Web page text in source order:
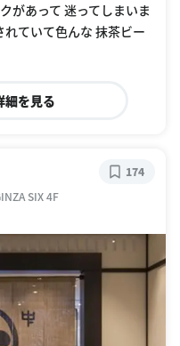
があって 迷ってしまいま
れていて色んな 抹茶ビー
細を見る
SIX 4F
174